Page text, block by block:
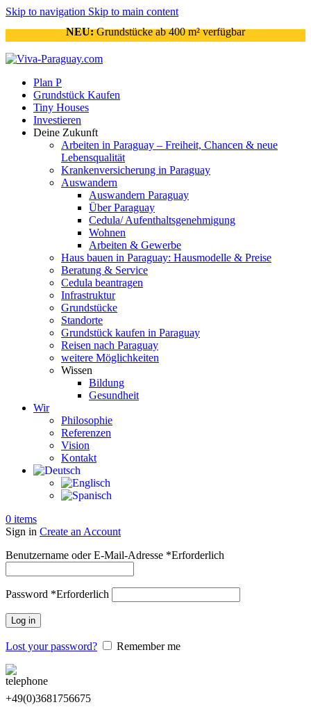
Skip to navigation Skip to main content
NEU:Grundstücke ab 400 m² verfügbar
Plan P
Grundstück Kaufen
Tiny Houses
Investieren
Deine Zukunft
Arbeiten in Paraguay – Freiheit, Chancen & neue
Lebensqualität
Krankenversicherung in Paraguay
Auswandern
Auswandern Paraguay
Über Paraguay
Cedula/ Aufenthaltsgenehmigung
Wohnen
Arbeiten & Gewerbe
Haus bauen in Paraguay: Hausmodelle & Preise
Beratung & Service
Cedula beantragen
Infrastruktur
Grundstücke
Standorte
Grundstück kaufen in Paraguay
Reisen nach Paraguay
weitere Möglichkeiten
Wissen
Bildung
Gesundheit
Wir
Philosophie
Referenzen
Vision
Kontakt
0 items
Sign in Create an Account
Benutzername oder E-Mail-Adresse *Erforderlich
Password *Erforderlich
Log in
Lost your password? Remember me
+49(0)3681756675